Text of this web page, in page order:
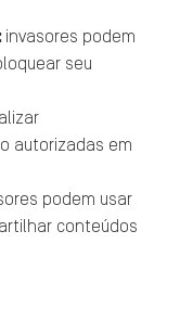
invasores podem
seu
autorizadas em
podem usar
conteúdos